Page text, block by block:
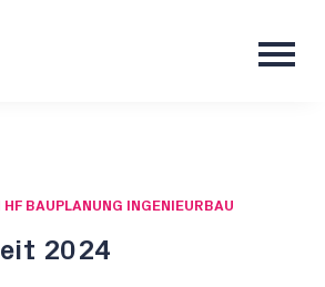
BAUPLANUNG INGENIEURBAU
2024